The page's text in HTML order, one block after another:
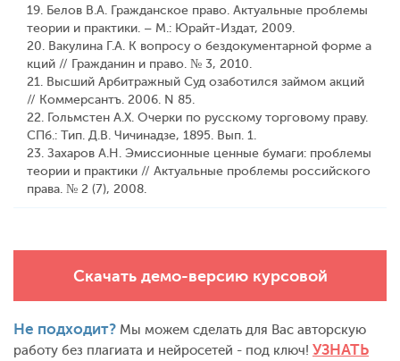
19. Белов В.А. Гражданское право. Актуальные проблемы
теории и практики. – М.: Юрайт-Издат, 2009.
20. Вакулина Г.А. К вопросу о бездокументарной форме а
кций // Гражданин и право. № 3, 2010.
21. Высший Арбитражный Суд озаботился займом акций
// Коммерсантъ. 2006. N 85.
22. Гольмстен А.Х. Очерки по русскому торговому праву.
СПб.: Тип. Д.В. Чичинадзе, 1895. Вып. 1.
23. Захаров А.Н. Эмиссионные ценные бумаги: проблемы
теории и практики // Актуальные проблемы российского
права. № 2 (7), 2008.
Скачать демо-версию курсовой
Не подходит? Мы можем сделать для Вас авторскую
работу без плагиата и нейросетей - под ключ! УЗНАТЬ